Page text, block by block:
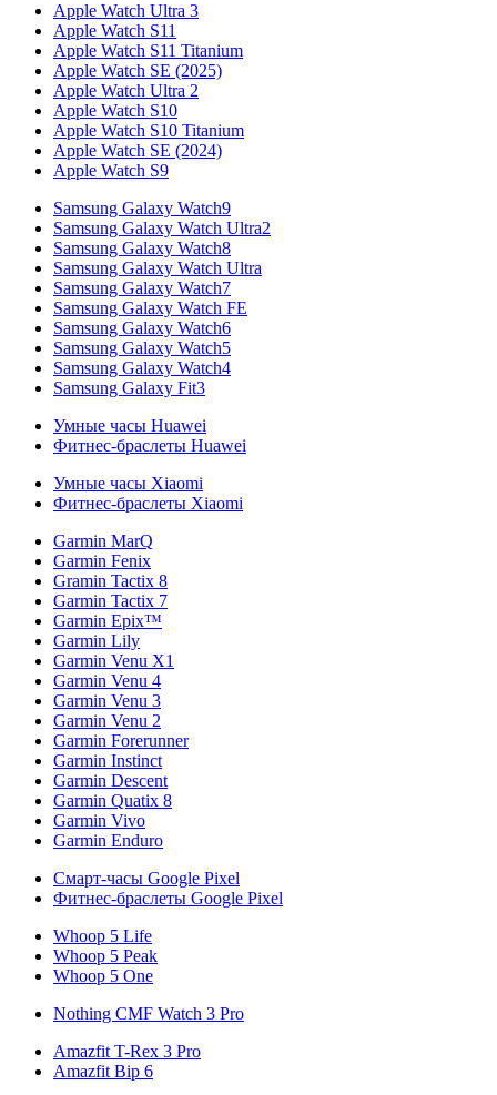
Apple Watch Ultra 3
Apple Watch S11
Apple Watch S11 Titanium
Apple Watch SE (2025)
Apple Watch Ultra 2
Apple Watch S10
Apple Watch S10 Titanium
Apple Watch SE (2024)
Apple Watch S9
Samsung Galaxy Watch9
Samsung Galaxy Watch Ultra2
Samsung Galaxy Watch8
Samsung Galaxy Watch Ultra
Samsung Galaxy Watch7
Samsung Galaxy Watch FE
Samsung Galaxy Watch6
Samsung Galaxy Watch5
Samsung Galaxy Watch4
Samsung Galaxy Fit3
Умные часы Huawei
Фитнес-браслеты Huawei
Умные часы Xiaomi
Фитнес-браслеты Xiaomi
Garmin MarQ
Garmin Fenix
Gramin Tactix 8
Garmin Tactix 7
Garmin Epix™
Garmin Lily
Garmin Venu X1
Garmin Venu 4
Garmin Venu 3
Garmin Venu 2
Garmin Forerunner
Garmin Instinct
Garmin Descent
Garmin Quatix 8
Garmin Vivo
Garmin Enduro
Смарт-часы Google Pixel
Фитнес-браслеты Google Pixel
Whoop 5 Life
Whoop 5 Peak
Whoop 5 One
Nothing CMF Watch 3 Pro
Amazfit T-Rex 3 Pro
Amazfit Bip 6